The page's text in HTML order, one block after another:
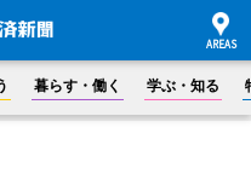
暮らす・働く 学ぶ・知る